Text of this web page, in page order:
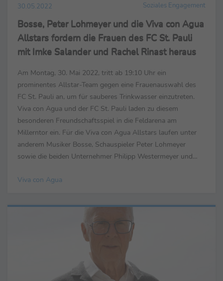
30.05.2022 Soziales Engagement
Bosse, Peter Lohmeyer und die Viva con Agua
Allstars fordern die Frauen des FC St. Pauli
mit Imke Salander und Rachel Rinast heraus
Am Montag, 30. Mai 2022, tritt ab 19:10 Uhr ein
prominentes Allstar-Team gegen eine Frauenauswahl des
FC St. Pauli an, um für sauberes Trinkwasser einzutreten.
Viva con Agua und der FC St. Pauli laden zu diesem
besonderen Freundschaftsspiel in die Feldarena am
Millerntor ein. Für die Viva con Agua Allstars laufen unter
anderem Musiker Bosse, Schauspieler Peter Lohmeyer
sowie die beiden Unternehmer Philipp Westermeyer und
die Profifuß...
Viva con Agua